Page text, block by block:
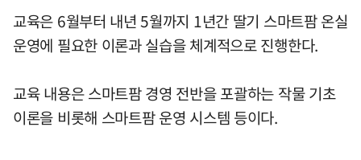
교육은 6월부터 내년 5월까지 1년간 딸기 스마트팜 온실
운영에 필요한 이론과 실습을 체계적으로 진행한다.
교육 내용은 스마트팜 경영 전반을 포괄하는 작물 기초
이론을 비롯해 스마트팜 운영 시스템 등이다.